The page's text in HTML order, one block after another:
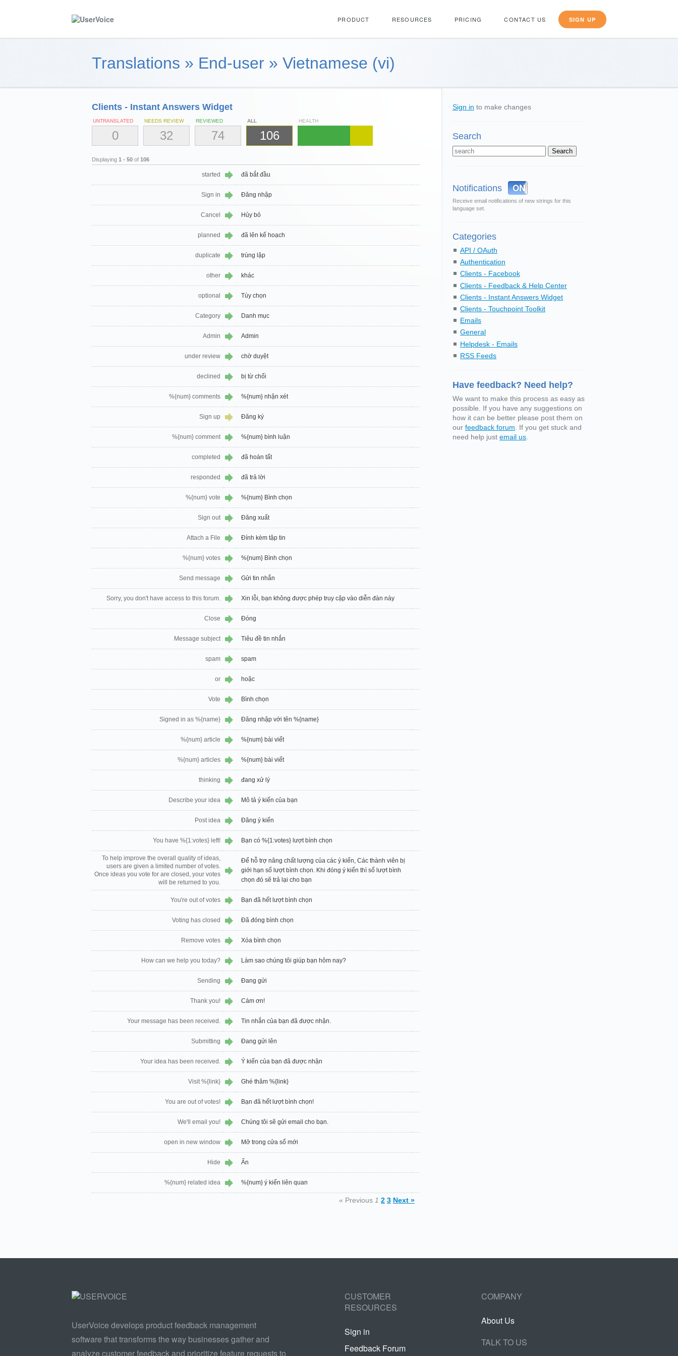
PRODUCT RESOURCES PRICING CONTACT US SIGN UP
Translations » End-user » Vietnamese (vi)
Clients - Instant Answers Widget
UNTRANSLATED
0
NEEDS REVIEW
32
REVIEWED
74
ALL
106
HEALTH
Displaying 1 - 50 of 106
started đã bắt đầu
Sign in Đăng nhập
Cancel Hủy bỏ
planned đã lên kế hoạch
duplicate trùng lặp
other khác
optional Tùy chọn
Category Danh mục
Admin Admin
under review chờ duyệt
declined bị từ chối
%{num} comments %{num} nhận xét
Sign up Đăng ký
%{num} comment %{num} bình luận
completed đã hoàn tất
responded đã trả lời
%{num} vote %{num} Bình chọn
Sign out Đăng xuất
Attach a File Đính kèm tập tin
%{num} votes %{num} Bình chọn
Send message Gửi tin nhắn
Sorry, you don't have access to this forum. Xin lỗi, bạn không được phép truy cập vào diễn đàn này
Close Đóng
Message subject Tiêu đề tin nhắn
spam spam
or hoặc
Vote Bình chọn
Signed in as %{name} Đăng nhập với tên %{name}
%{num} article %{num} bài viết
%{num} articles %{num} bài viết
thinking đang xử lý
Describe your idea Mô tả ý kiến của bạn
Post idea Đăng ý kiến
You have %{1:votes} left! Bạn có %{1:votes} lượt bình chọn
To help improve the overall quality of ideas,
users are given a limited number of votes.
Once ideas you vote for are closed, your votes
will be returned to you.
Để hỗ trợ nâng chất lượng của các ý kiến, Các thành viên bị
giới hạn số lượt bình chọn. Khi đóng ý kiến thì số lượt bình
chọn đó sẽ trả lại cho bạn
You're out of votes Bạn đã hết lượt bình chọn
Voting has closed Đã đóng bình chọn
Remove votes Xóa bình chọn
How can we help you today? Làm sao chúng tôi giúp bạn hôm nay?
Sending Đang gửi
Thank you! Cám ơn!
Your message has been received. Tin nhắn của bạn đã được nhận.
Submitting Đang gửi lên
Your idea has been received. Ý kiến của bạn đã được nhận
Visit %{link} Ghé thăm %{link}
You are out of votes! Bạn đã hết lượt bình chọn!
We'll email you! Chúng tôi sẽ gửi email cho bạn.
open in new window Mở trong cửa sổ mới
Hide Ẩn
%{num} related idea %{num} ý kiến liên quan
« Previous 1 2 3 Next »
Sign in to make changes
Search
Notifications OFF
ON
Receive email notifications of new strings for this
language set.
Categories
API / OAuth
Authentication
Clients - Facebook
Clients - Feedback & Help Center
Clients - Instant Answers Widget
Clients - Touchpoint Toolkit
Emails
General
Helpdesk - Emails
RSS Feeds
Have feedback? Need help?
We want to make this process as easy as
possible. If you have any suggestions on
how it can be better please post them on
our feedback forum . If you get stuck and
need help just email us
UserVoice develops product feedback management
software that transforms the way businesses gather and
analyze customer feedback and prioritize feature requests to
CUSTOMER
RESOURCES
Sign in
Feedback Forum
COMPANY
About Us
TALK TO US